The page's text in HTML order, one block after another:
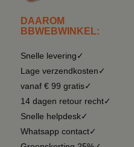
DAAROM
BBWEBWINKEL:
Snelle levering✓
Lage verzendkosten✓
vanaf € 99 gratis✓
14 dagen retour recht✓
Snelle helpdesk✓
Whatsapp contact✓